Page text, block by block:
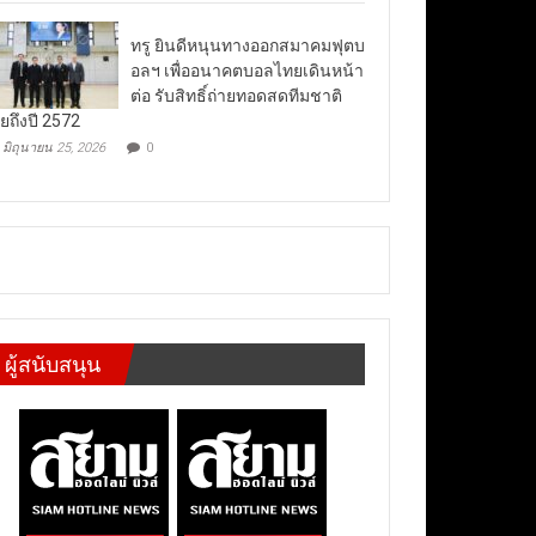
ทรู ยินดีหนุนทางออกสมาคมฟุตบ
อลฯ เพื่ออนาคตบอลไทยเดินหน้า
ต่อ รับสิทธิ์ถ่ายทอดสดทีมชาติ
ถึงปี 2572
มิถุนายน 25, 2026 0
ผู้สนับสนุน